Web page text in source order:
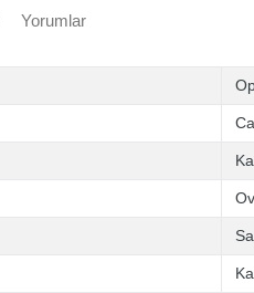
Yorumlar